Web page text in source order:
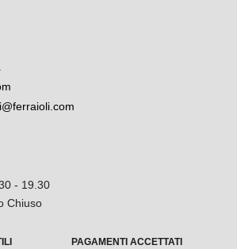
- 19.30
Chiuso
PAGAMENTI ACCETTATI